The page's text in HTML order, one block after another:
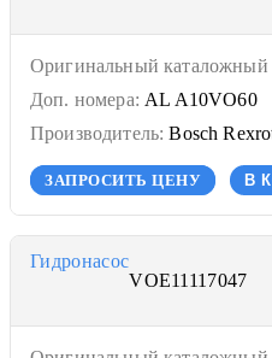
Оригинальный каталожный
Доп. номера: AL A10VO60
Производитель: Bosch
ЗАПРОСИТЬ ЦЕНУ В
Гидронасос
VOE11117047